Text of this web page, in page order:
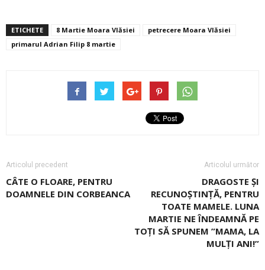
ETICHETE 8 Martie Moara Vlăsiei
petrecere Moara Vlăsiei
primarul Adrian Filip 8 martie
Articolul precedent
CÂTE O FLOARE, PENTRU
DOAMNELE DIN CORBEANCA
Articolul următor
DRAGOSTE ȘI
RECUNOȘTINȚĂ, PENTRU
TOATE MAMELE. LUNA
MARTIE NE ÎNDEAMNĂ PE
TOŢI SĂ SPUNEM ”MAMA, LA
MULŢI ANI!”